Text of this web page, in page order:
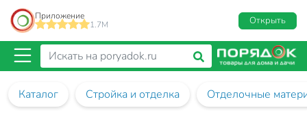
Приложение
1.7M
Открыть
Каталог Стройка и отделка Отделочные